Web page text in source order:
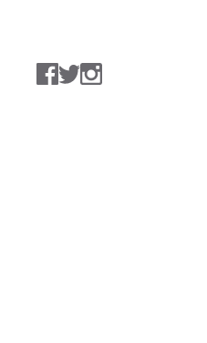
Facebook
TwitterInstagram